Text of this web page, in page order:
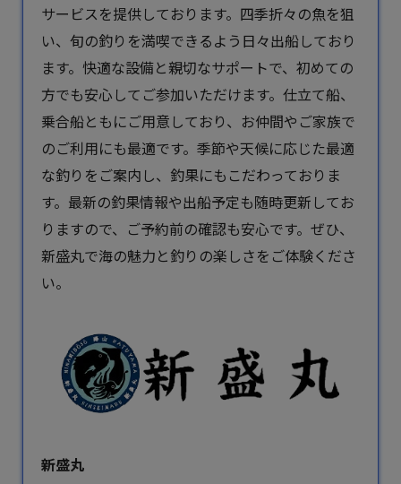
サービスを提供しております。四季折々の魚を狙
い、旬の釣りを満喫できるよう日々出船しており
ます。快適な設備と親切なサポートで、初めての
方でも安心してご参加いただけます。仕立て船、
乗合船ともにご用意しており、お仲間やご家族で
のご利用にも最適です。季節や天候に応じた最適
な釣りをご案内し、釣果にもこだわっておりま
す。最新の釣果情報や出船予定も随時更新してお
りますので、ご予約前の確認も安心です。ぜひ、
新盛丸で海の魅力と釣りの楽しさをご体験くださ
い。
新盛丸